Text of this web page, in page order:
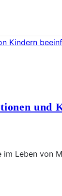
und
Leben von